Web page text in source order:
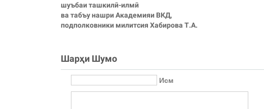
шуъбаи ташкилӣ-илмӣ
ва табъу нашри Академияи ВКД,
подполковники милитсия Хабирова Т.А.
Шарҳи Шумо
Исм